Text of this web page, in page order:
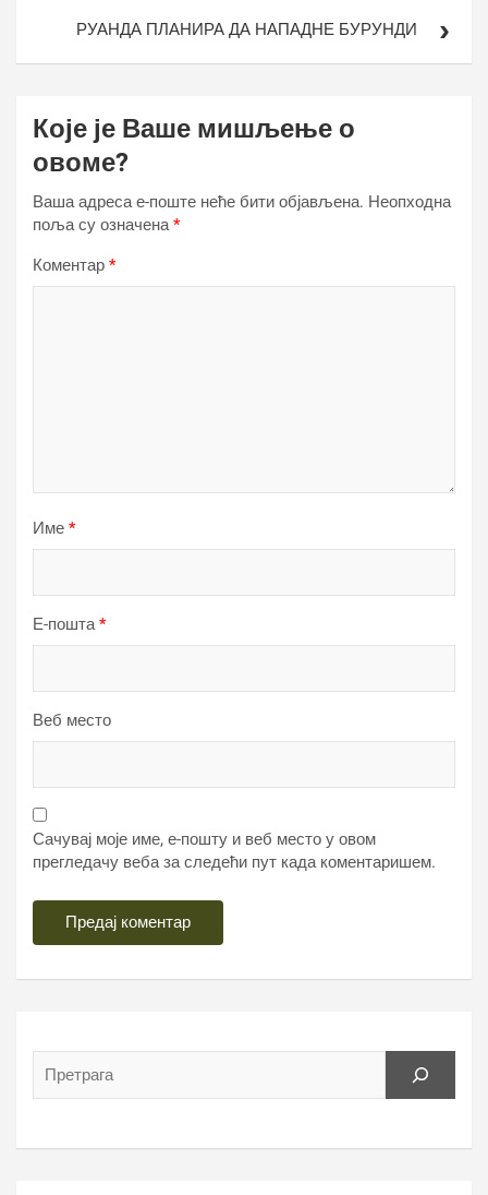
РУАНДА ПЛАНИРА ДА НАПАДНЕ БУРУНДИ
Које је Ваше мишљење о
овоме?
Ваша адреса е-поште неће бити објављена. Неопходна
поља су означена*
Коментар *
Име *
Е-пошта*
Веб место
Сачувај моје име, е-пошту и веб место у овом
прегледачу веба за следећи пут када коментаришем.